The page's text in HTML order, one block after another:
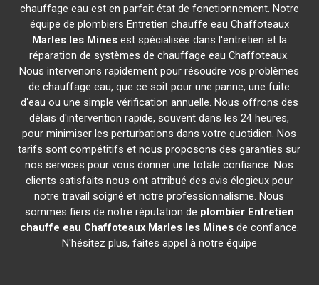
chauffage eau est en parfait état de fonctionnement. Notre
équipe de plombiers Entretien chauffe eau Chaffoteaux
Marles les Minesest spécialisée dans l'entretien et la
réparation de systèmes de chauffage eau Chaffoteaux.
Nous intervenons rapidement pour résoudre vos problèmes
de chauffage eau, que ce soit pour une panne, une fuite
d'eau ou une simple vérification annuelle. Nous offrons des
délais d'intervention rapide, souvent dans les 24 heures,
pour minimiser les perturbations dans votre quotidien. Nos
tarifs sont compétitifs et nous proposons des garanties sur
nos services pour vous donner une totale confiance. Nos
clients satisfaits nous ont attribué des avis élogieux pour
notre travail soigné et notre professionnalisme. Nous
sommes fiers de notre réputation de plombier Entretien
chauffe eau Chaffoteaux Marles les Minesde confiance.
N'hésitez plus, faites appel à notre équipe